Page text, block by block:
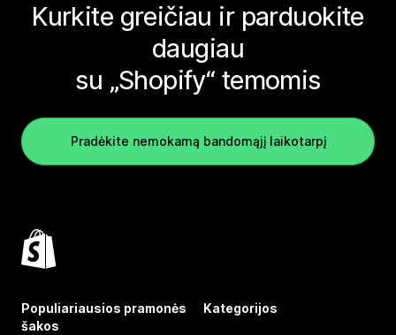
Kurkite greičiau ir parduokite
daugiau
su „Shopify“ temomis
Pradėkite nemokamą bandomąjį laikotarpį
Populiariausios pramonės
šakos
Kategorijos